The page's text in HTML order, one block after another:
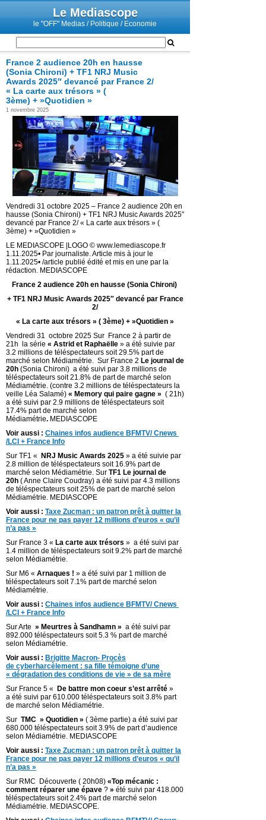
Le Mediascope
le "OFF" Medias / Politique / Economie
France 2 audience 20h en hausse
(Sonia Chironi) + TF1 NRJ Music
Awards 2025″ devancé par France 2/
« La carte aux trésors » (
3ème) + »Quotidien »
1 novembre 2025
Vendredi 31 octobre 2025 – France 2 audience 20h en
hausse (Sonia Chironi) + TF1 NRJ Music Awards 2025″
devancé par France 2/ « La carte aux trésors » (
3ème) + »Quotidien »
LE MEDIASCOPE |LOGO © www.lemediascope.fr
1.11.2025• Par journaliste. Article mis à jour le
1.11.2025• /article publié édité et mis en une par la
rédaction. MEDIASCOPE
France 2 audience 20h en hausse (Sonia Chironi)
+ TF1 NRJ Music Awards 2025″ devancé par France
2/
« La carte aux trésors » ( 3ème) + »Quotidien »
Vendredi 31 octobre 2025 Sur France 2 à partir de
21h la série « Astrid et Raphaëlle » a été suivie par
3.2 millions de téléspectateurs soit 29.5% part de
marché selon Médiamétrie. Sur France 2 Le journal de
20h (Sonia Chironi) a été suivi par 3.8 millions de
téléspectateurs soit 21.8% de part de marché selon
Médiamétrie. (contre 3.2 millions de téléspectateurs la
veille Léa Salamé) « Memory qui paire gagne » ( 21h)
a été suivi par 2.9 millions de téléspectateurs soit
17.4% part de marché selon
Médiamétrie. MEDIASCOPE
Voir aussi : Chaines infos audience BFMTV/ Cnews
/LCI + France Info
Sur TF1 «
NRJ Music Awards 2025 » a été suivie par
2.8 million de téléspectateurs soit 16.9% part de
marché selon Médiamétrie. Sur TF1 Le journal de
20h ( Anne Claire Coudray) a été suivi par 4.3 millions
de téléspectateurs soit 25% de part de marché selon
Médiamétrie. MEDIASCOPE
Voir aussi : Taxe Zucman : un patron prêt à quitter la
France pour ne pas payer 12 millions d’euros « qu’il
n’a pas »
Sur France 3 « La carte aux trésors » a été suivi par
1.4 million de téléspectateurs soit 9.2% part de marché
selon Médiamétrie.
Sur M6 « Arnaques ! » a été suivi par 1 million de
téléspectateurs soit 7.1% part de marché selon
Médiamétrie.
Voir aussi : Chaines infos audience BFMTV/ Cnews
/LCI + France Info
Sur Arte » Meurtres à Sandhamn » a été suivi par
892.000 téléspectateurs soit 5.3 % part de marché
selon Médiamétrie.
Voir aussi : Brigitte Macron- Procès
de cyberharcèlement : sa fille témoigne d’une
« dégradation des conditions de vie » de sa mère
Sur France 5 «
De battre mon coeur s’est arrêté »
a été suivi par 610.000 téléspectateurs soit 3.8% part
de marché selon Médiamétrie.
Sur TMC » Quotidien » ( 3ème partie) a été suivi par
680.000 téléspectateurs soit 3.9% de part d’audience
selon Médiamétrie. MEDIASCOPE
Voir aussi : Taxe Zucman : un patron prêt à quitter la
France pour ne pas payer 12 millions d’euros « qu’il
n’a pas »
Sur RMC Découverte ( 20h08) «Top mécanic :
comment réparer une épave ? » été suivi par 418.000
téléspectateurs soit 2.4% part de marché selon
Médiamétrie. MEDIASCOPE.